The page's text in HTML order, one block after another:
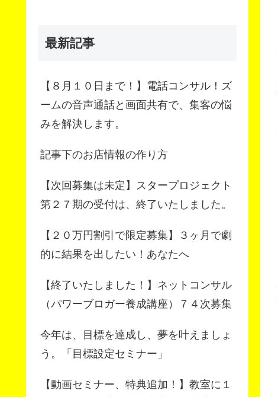
最新記事
【８月１０日まで！】電話コンサル！ズ
ームの音声通話と画面共有で、集客の悩
みを解決します。
記事下のお店情報の作り方
【次回募集は未定】スタープロジェクト
第２７期の受付は、終了いたしました。
【２０万円割引で限定募集】３ヶ月で劇
的に結果を出したい！あなたへ
【終了いたしました！】ネットコンサル
（パワーブロガー養成講座）７４次募集
今年は、目標を達成し、夢を叶えましょ
う。「目標設定セミナー」
【動画セミナー、特典追加！】教室に１